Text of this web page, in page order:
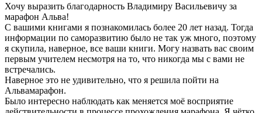
Хочу выразить благодарность Владимиру Васильевичу за
марафон Альва!
С вашими книгами я познакомилась более 20 лет назад. Тогда
информации по саморазвитию было не так уж много, поэтому
я скупила, наверное, все ваши книги. Могу назвать вас своим
первым учителем несмотря на то, что никогда мы с вами не
встречались.
Наверное это не удивительно, что я решила пойти на
Альвамарафон.
Было интересно наблюдать как меняется моё восприятие